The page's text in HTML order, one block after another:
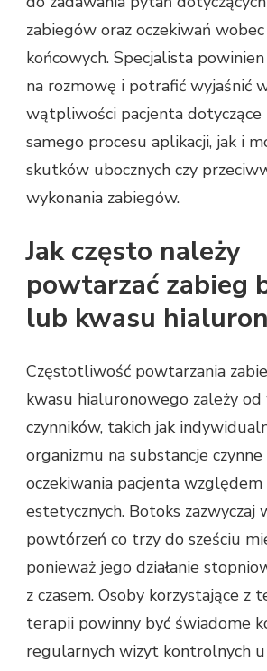
zabiegów oraz oczekiwań
końcowych. Specjalista
na rozmowę i potrafić wyjaśnić
wątpliwości pacjenta dotyczące
samego procesu aplikacji, jak i
skutków ubocznych czy
wykonania zabiegów.
Jak często należy
powtarzać zabieg
lub kwasu
Częstotliwość powtarzania
kwasu hialuronowego zależy
czynników, takich jak
organizmu na substancje czynne
oczekiwania pacjenta
estetycznych. Botoks zazwyczaj
powtórzeń co trzy do sześciu
ponieważ jego działanie
z czasem. Osoby korzystające z
terapii powinny być świadome
regularnych wizyt kontrolnych